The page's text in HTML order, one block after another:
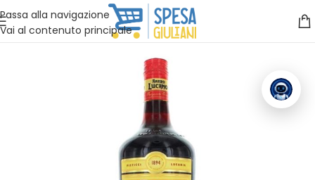
Passa alla navigazione
Vai al contenuto principale
Vuoi assistenza?Clicca qui e ti richiamiamo noi